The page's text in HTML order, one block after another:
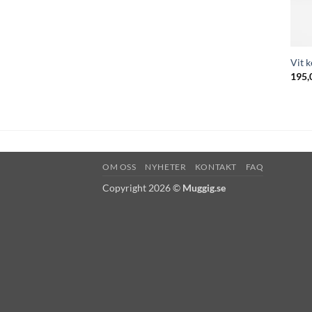
Vit
OM OSS NYHETER KONTAKT FAQ
Copyright 2026 © Muggig.se